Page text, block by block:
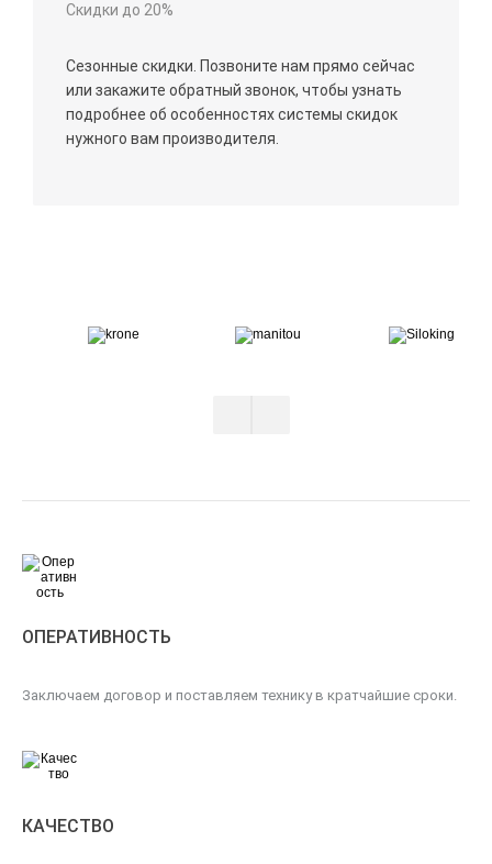
Скидки до 20%
Сезонные скидки. Позвоните нам прямо сейчас
или закажите обратный звонок, чтобы узнать
подробнее об особенностях системы скидок
нужного вам производителя.
ОПЕРАТИВНОСТЬ
Заключаем договор и поставляем технику в кратчайшие сроки.
КАЧЕСТВО